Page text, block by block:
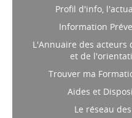
Profil d'info,
Information
L'Annuaire des
et de
Trouver ma
Aides et
Le réseau